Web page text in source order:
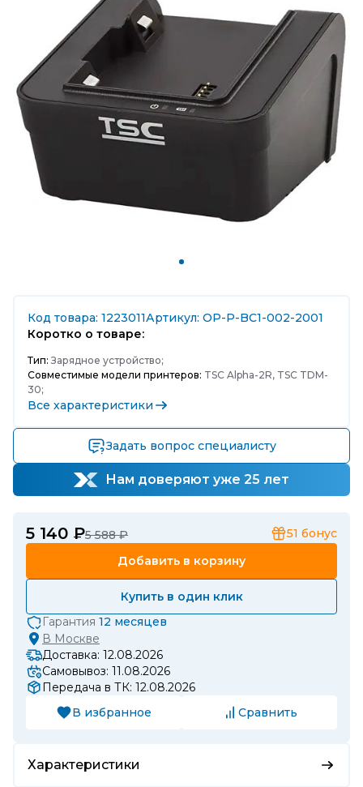
Код товара: 1223011Артикул: OP-P-BC1-002-2001
Коротко о товаре:
Тип: Зарядное устройство;
Совместимые модели принтеров: TSC Alpha-2R, TSC TDM-
30;
Все характеристики
Задать вопрос специалисту
Нам доверяют уже 25 лет
5 140 ₽5 588 ₽ 51 бонус
Добавить в корзину
Купить в один клик
Гарантия 12 месяцев
В Москве
Доставка: 12.08.2026
Самовывоз: 11.08.2026
Передача в ТК: 12.08.2026
В избранное
Сравнить
Характеристики